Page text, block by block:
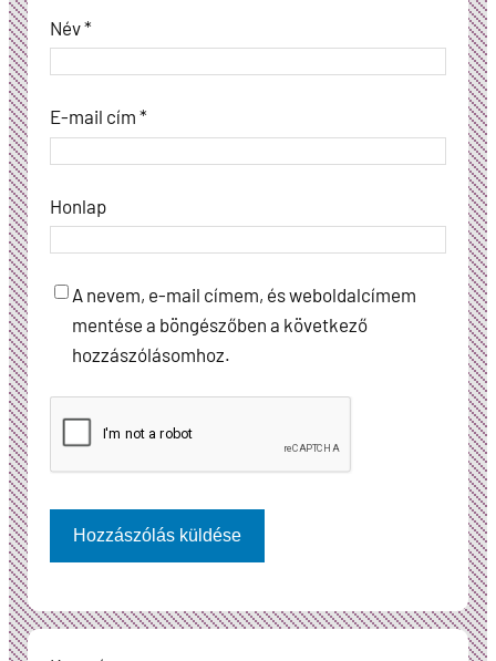
Név*
E-mail cím *
Honlap
A nevem, e-mail címem, és weboldalcímem
mentése a böngészőben a következő
hozzászólásomhoz.